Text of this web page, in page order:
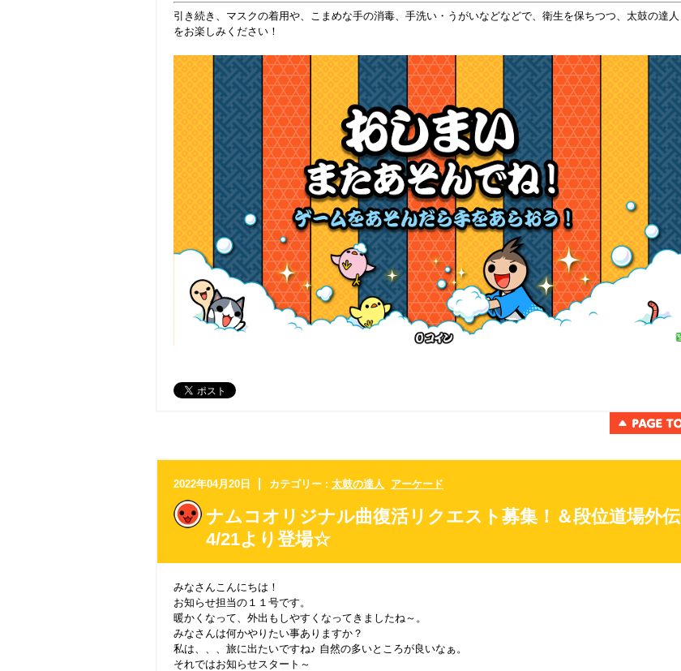
引き続き、マスクの着用や、こまめな手の消毒、手洗い・うがいなどなどで、衛生を保ちつつ、太鼓の達人
をお楽しみください！
2022年04月20日 カテゴリー : 太鼓の達人 アーケード
ナムコオリジナル曲復活リクエスト募集！＆段位道場外伝
4/21より登場☆
みなさんこんにちは！
お知らせ担当の１１号です。
暖かくなって、外出もしやすくなってきましたね～。
みなさんは何かやりたい事ありますか？
私は、、、旅に出たいですね♪ 自然の多いところが良いなぁ。
それではお知らせスタート～